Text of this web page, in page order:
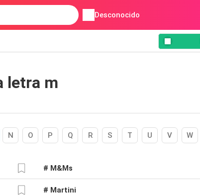
Desconocido
letra m
N O P Q R S T U V W
# M&Ms
# Martini